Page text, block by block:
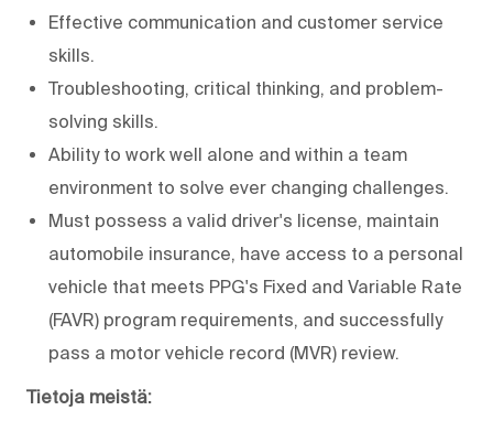
Effective communication and customer service
skills.
Troubleshooting, critical thinking, and problem-
solving skills.
Ability to work well alone and within a team
environment to solve ever changing challenges.
Must possess a valid driver's license, maintain
automobile insurance, have access to a personal
vehicle that meets PPG's Fixed and Variable Rate
(FAVR) program requirements, and successfully
pass a motor vehicle record (MVR) review.
Tietoja meistä: